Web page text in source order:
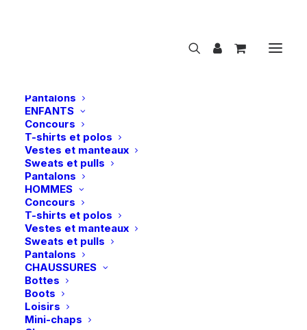
Pantalons
ENFANTS
Concours
T-shirts et polos
Vestes et manteaux
Sweats et pulls
Pantalons
HOMMES
Concours
T-shirts et polos
Vestes et manteaux
Sweats et pulls
Pantalons
CHAUSSURES
Bottes
Boots
Loisirs
Mini-chaps
Kentucky | Collier Velvet Leather – Brun
Accueil Kentucky | Collier Velvet Leather – Brun
-50%